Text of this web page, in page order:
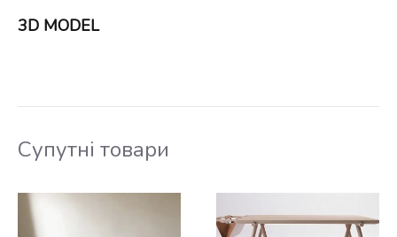
3D MODEL
Супутні товари